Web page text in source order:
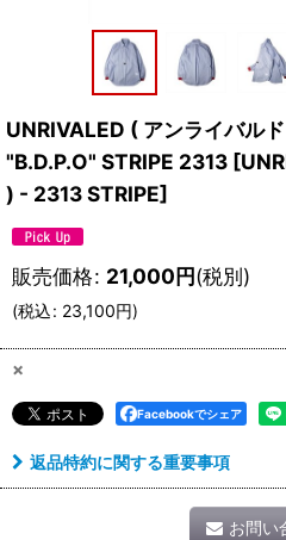
UNRIVALED ( アンライバル
"B.D.P.O" STRIPE 2313 [
) - 2313 STRIPE]
販売価格: 21,000円(税別)
(税込: 23,100円)
×
Facebookでシェア
返品特約に関する重要事項
お問い